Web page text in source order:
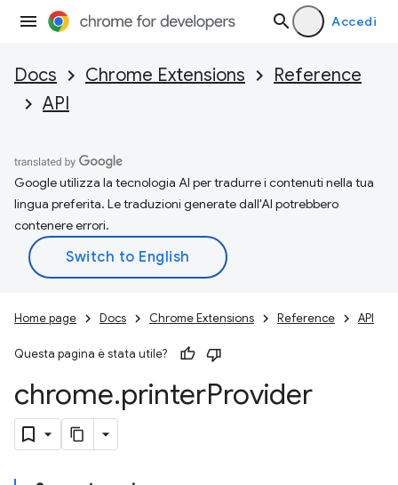
Accedi
Docs Chrome Extensions
Reference
API
Google utilizza la tecnologia AI per tradurre i contenuti nella tua
lingua preferita. Le traduzioni generate dall'AI potrebbero
contenere errori.
Home page Docs Chrome Extensions Reference API
Questa pagina è stata utile?
chrome.printerProvider